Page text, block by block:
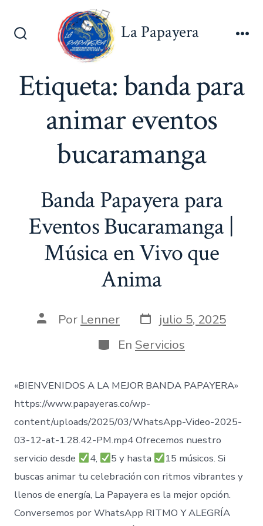
Alternar
La Papayera
Etiqueta:banda para
animar eventos
bucaramanga
Banda Papayera para
Eventos Bucaramanga |
Música en Vivo que
Anima
AutorPor Lenner Fecha
de
publicación
julio 5, 2025
Categorías
En Servicios
«BIENVENIDOS A LA MEJOR BANDA PAPAYERA»
https://www.papayeras.co/wp-
content/uploads/2025/03/WhatsApp-Video-2025-
03-12-at-1.28.42-PM.mp4 Ofrecemos nuestro
servicio desde
4, 5 y hasta
15 músicos. Si
buscas animar tu celebración con ritmos vibrantes y
llenos de energía, La Papayera es la mejor opción.
Conversemos por WhatsApp RITMO Y ALEGRÍA